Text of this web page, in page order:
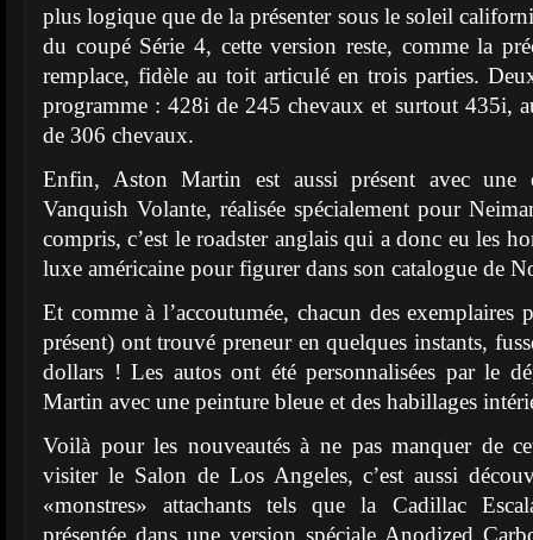
plus logique que de la présenter sous le soleil
du coupé Série 4, cette version reste, comme la
remplace, fidèle au toit articulé en trois parties.
programme : 428i de 245 chevaux et surtout 435i,
de 306 chevaux.
Enfin, Aston Martin est aussi présent avec une
Vanquish Volante, réalisée spécialement pour
compris, c’est le roadster anglais qui a donc eu les
luxe américaine pour figurer dans son catalogue de
Et comme à l’accoutumée, chacun des exemplaires
présent) ont trouvé preneur en quelques instants,
dollars ! Les autos ont été personnalisées par le
Martin avec une peinture bleue et des habillages
Voilà pour les nouveautés à ne pas manquer de
visiter le Salon de Los Angeles, c’est aussi
«monstres» attachants tels que la Cadillac
présentée dans une version spéciale Anodized